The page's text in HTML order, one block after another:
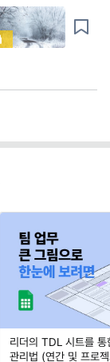
리더의 TDL 시트를
관리법 (연간 및 프로